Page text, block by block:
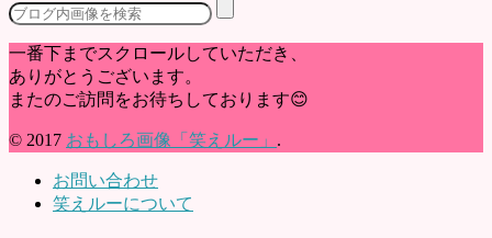
一番下までスクロールしていただき、
ありがとうございます。
またのご訪問をお待ちしております😊
© 2017 おもしろ画像「笑えルー」 .
お問い合わせ
笑えルーについて